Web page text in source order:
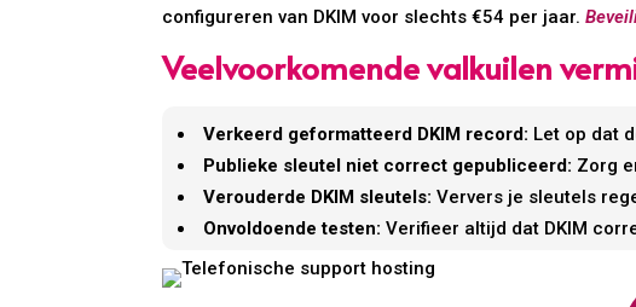
configureren van DKIM voor slechts €54 per jaar.
Veelvoorkomende valkuilen
Verkeerd geformatteerd DKIM record: Let op dat
Publieke sleutel niet correct gepubliceerd: Zorg
Verouderde DKIM sleutels: Ververs je sleutels
Onvoldoende testen: Verifieer altijd dat DKIM